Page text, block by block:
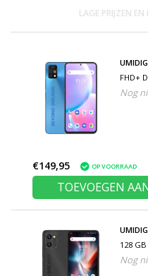
LAGE PRIJZEN
FHD+
48 MP
Nog
€149,95 OP VOORRAAD
TOEVOEGEN
128
Batterij
Nog